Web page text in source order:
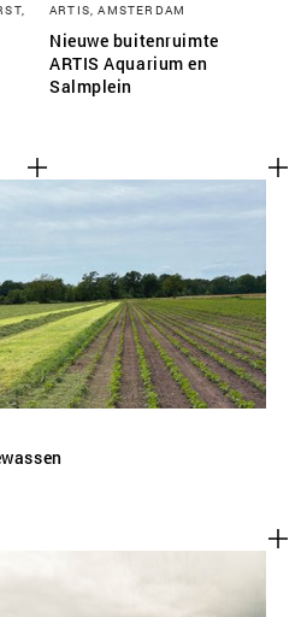
ARTIS, AMSTERDAM
Nieuwe buitenruimte
ARTIS Aquarium en
Salmplein